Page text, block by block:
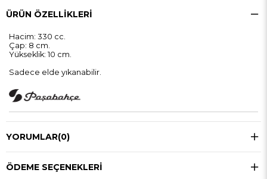
ÜRÜN ÖZELLIKLERI
Hacim: 330 cc.
Çap: 8 cm.
Yükseklik: 10 cm.
Sadece elde yıkanabilir.
YORUMLAR(0)
ÖDEME SEÇENEKLERI